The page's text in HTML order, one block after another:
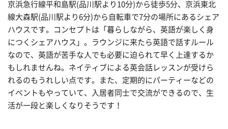
京浜急行線平和島駅(品川駅より10分)から徒歩5分、京浜東北
線大森駅(品川駅より6分)から自転車で7分の場所にあるシェア
ハウスです。コンセプトは「暮らしながら、英語が楽しく身
につくシェアハウス」。ラウンジに来たら英語で話すルール
なので、英語が苦手な人でも必要に迫られて早く上達するか
もしれませんね。ネイティブによる英会話レッスンが受けら
れるのもうれしい点です。また、定期的にパーティーなどの
イベントもやっていて、入居者同士で交流ができるので、生
活が一段と楽しくなりそうです！